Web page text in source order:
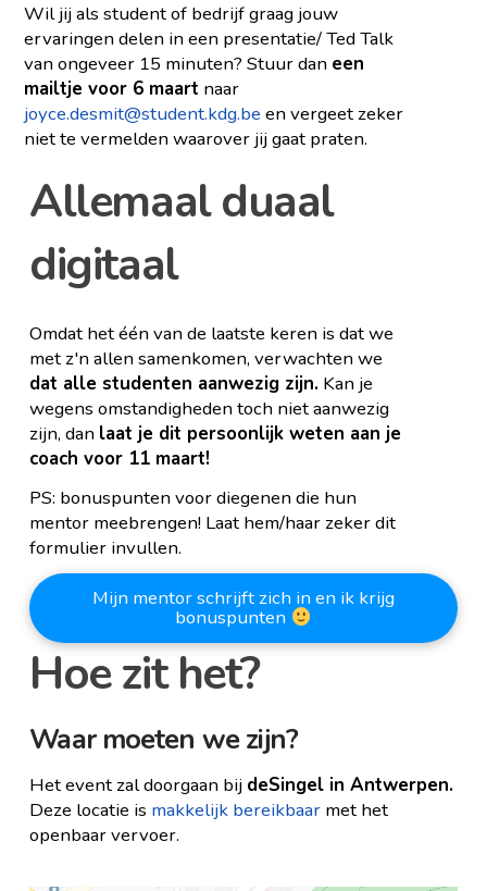
Wil jij als student of bedrijf graag jouw
ervaringen delen in een presentatie/ Ted Talk
van ongeveer 15 minuten? Stuur dan een
mailtje voor 6 maart naar
joyce.desmit@student.kdg.be en vergeet zeker
niet te vermelden waarover jij gaat praten.
Allemaal duaal
digitaal
Omdat het één van de laatste keren is dat we
met z'n allen samenkomen, verwachten we
dat alle studenten aanwezig zijn. Kan je
wegens omstandigheden toch niet aanwezig
zijn, dan laat je dit persoonlijk weten aan je
coach voor 11 maart!
PS: bonuspunten voor diegenen die hun
mentor meebrengen! Laat hem/haar zeker dit
formulier invullen.
Mijn mentor schrijft zich in en ik krijg
bonuspunten
Hoe zit het?
Waar moeten we zijn?
Het event zal doorgaan bij deSingel in Antwerpen.
Deze locatie is makkelijk bereikbaar met het
openbaar vervoer.